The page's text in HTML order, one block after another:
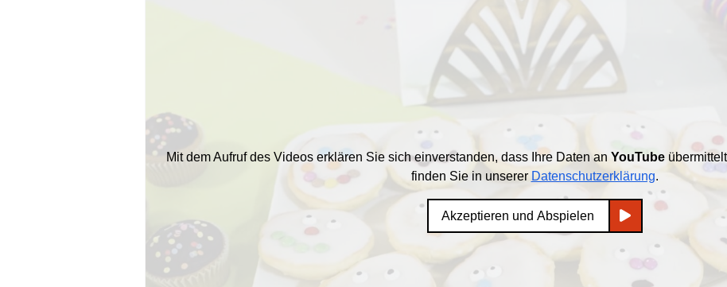
Mit dem Aufruf des Videos erklären Sie sich einverstanden, dass Ihre Daten an YouTube
finden Sie in unserer Datenschutzerklärung.
Akzeptieren und Abspielen